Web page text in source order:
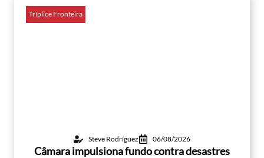
Tríplice Fronteira
Steve Rodríguez 06/08/2026
Câmara impulsiona fundo contra desastres